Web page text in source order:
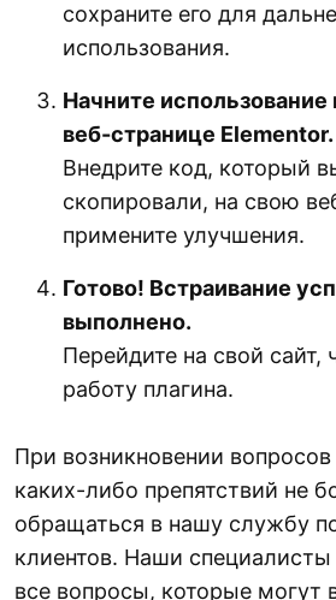
сохраните его для
использования.
Начните
веб-странице Elementor.
Внедрите код, который
скопировали, на свою
примените улучшения.
Готово! Встраивание
выполнено.
Перейдите на свой сайт,
работу плагина.
При возникновении
каких-либо препятствий не
обращаться в нашу службу
клиентов. Наши
все вопросы, которые могут